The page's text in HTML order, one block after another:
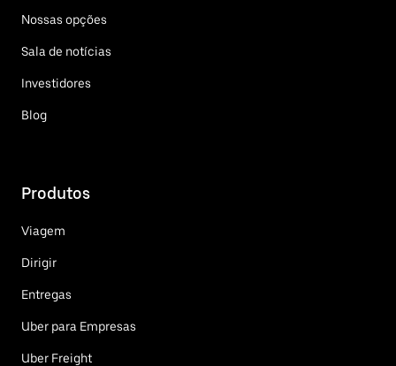
Nossas opções
Sala de notícias
Investidores
Blog
Produtos
Viagem
Dirigir
Entregas
Uber para Empresas
Uber Freight